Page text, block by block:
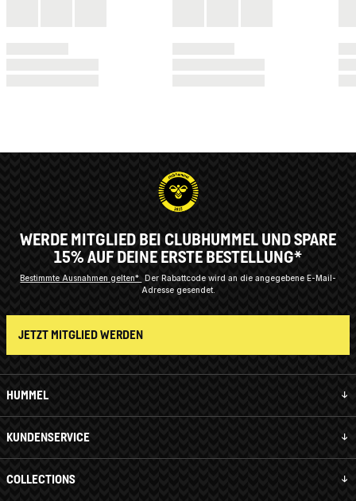
HUMMEL
KUNDENSERVICE
COLLECTIONS
WERDE MITGLIED BEI CLUBHUMMEL UND SPARE
15% AUF DEINE ERSTE BESTELLUNG*
Bestimmte Ausnahmen gelten*
Der Rabattcode wird an die angegebene E-Mail-
Adresse gesendet.
JETZT MITGLIED WERDEN